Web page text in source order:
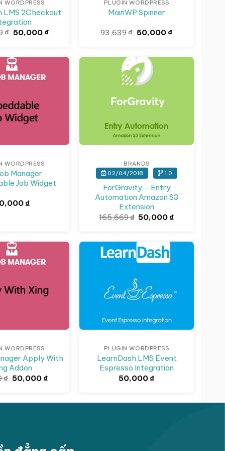
WORDPRESS
LMS 2Checkout
₫ Giá
gốc
141,659 ₫.
50,000 ₫Giá
là:
50,000 ₫.
PLUGIN WORDPRESS
MainWP Spinner
93,639₫ Giá
gốc
93,639 ₫.
50,000 ₫Giá
là:
50,000 ₫.
WORDPRESS
Manager
Job Widget
₫
BRANDS
02/04/2018 1.0
ForGravity – Entry
Automation Amazon S3
Extension
165,669₫ Giá
165,669 ₫.
50,000 ₫
là:
50,000 ₫.
WORDPRESS
Apply With
Addon
₫ Giá
93,639 ₫.
50,000 ₫Giá
là:
PLUGIN WORDPRESS
LearnDash LMS Event
Espresso Integration
50,000 ₫